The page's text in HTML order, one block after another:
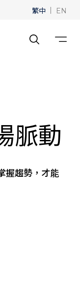
繁中 | EN
脈動
握趨勢，才能